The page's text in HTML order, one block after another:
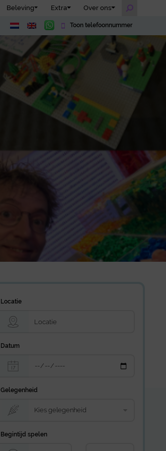
Beleving Extra Over ons
Toon telefoonnummer
Locatie
Datum
Gelegenheid
Begintijd spelen